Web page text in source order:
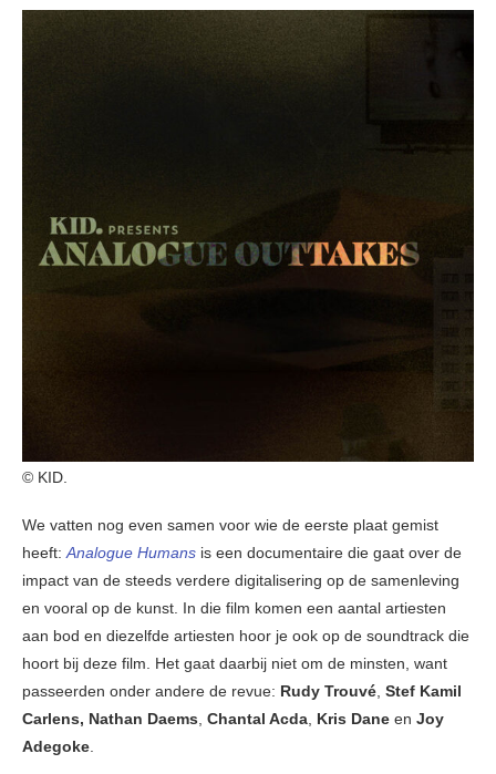
© KID.
We vatten nog even samen voor wie de eerste plaat gemist
heeft: Analogue Humans is een documentaire die gaat over de
impact van de steeds verdere digitalisering op de samenleving
en vooral op de kunst. In die film komen een aantal artiesten
aan bod en diezelfde artiesten hoor je ook op de soundtrack die
hoort bij deze film. Het gaat daarbij niet om de minsten, want
passeerden onder andere de revue: Rudy Trouvé, Stef Kamil
Carlens, Nathan Daems, Chantal Acda, Kris Dane en Joy
Adegoke.